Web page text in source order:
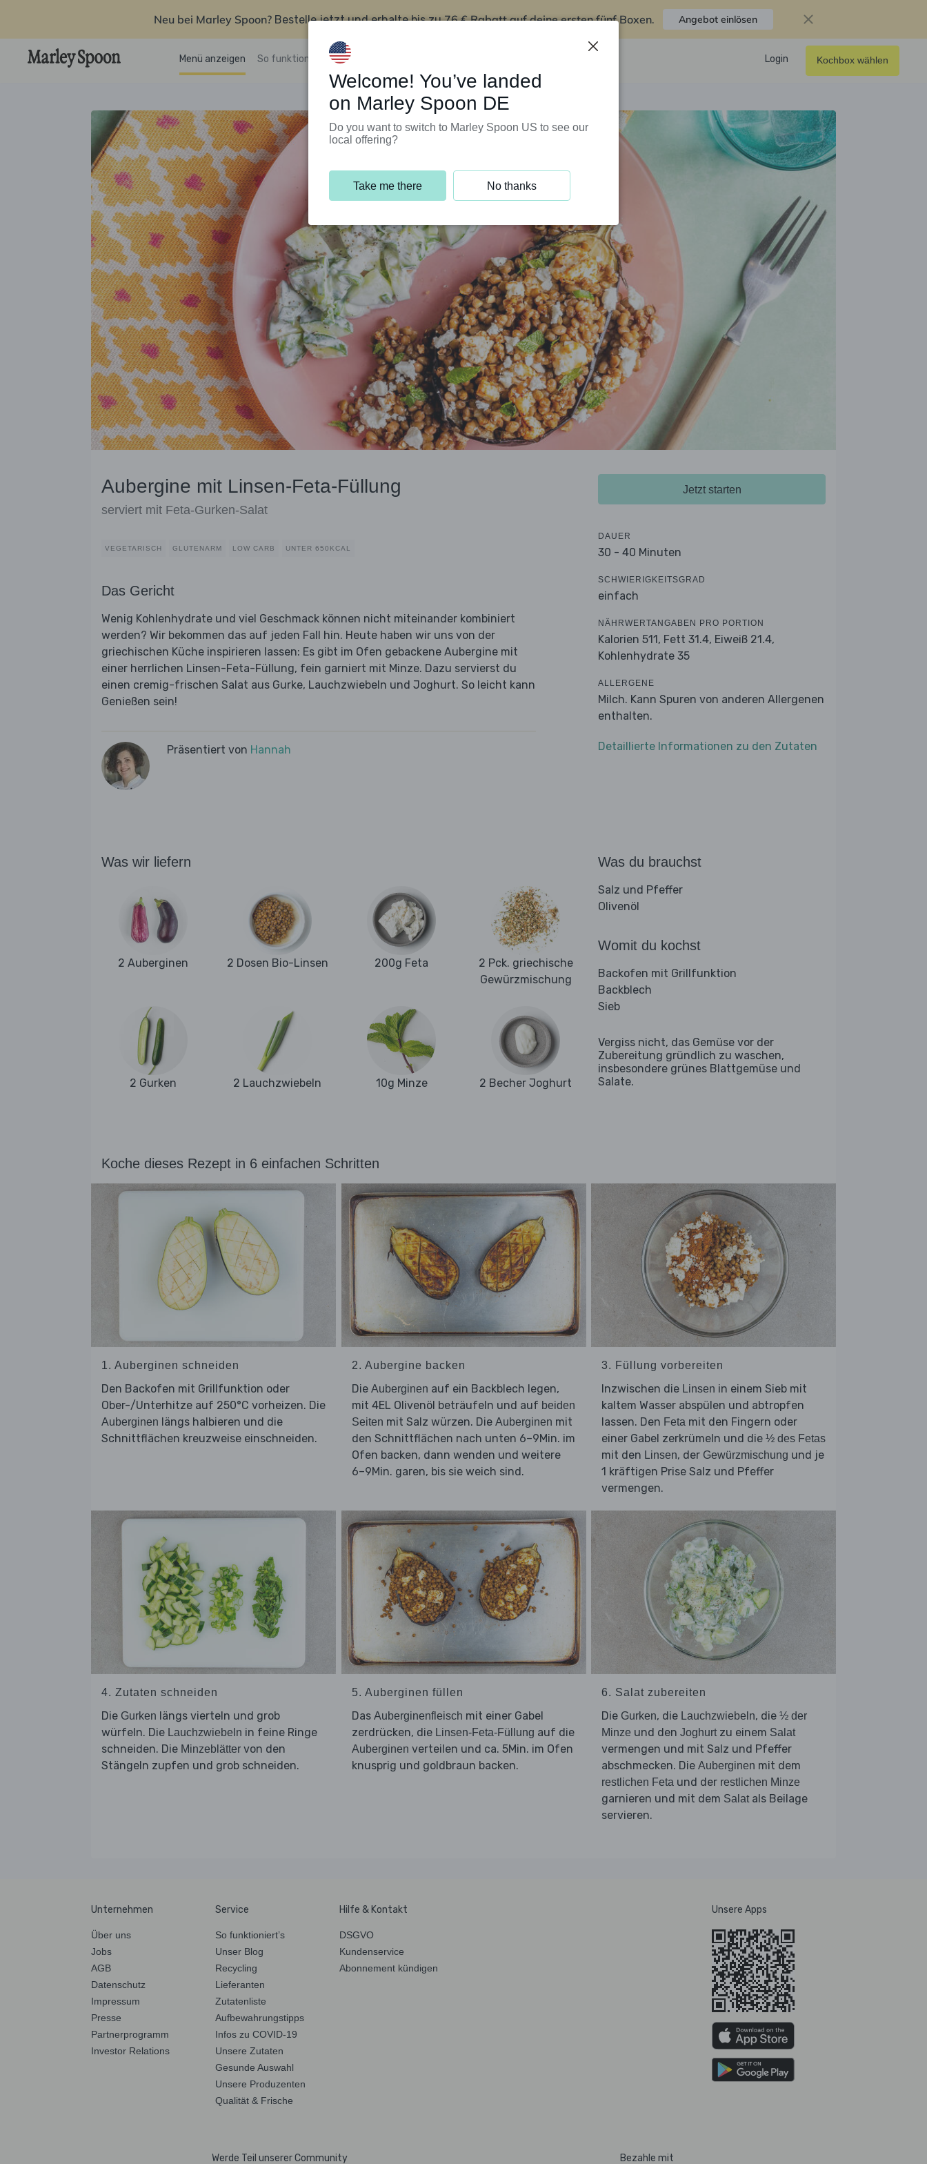
Neu bei Marley Spoon? Bestelle jetzt und erhalte bis zu76 € Rabatt auf deine ersten fünf Boxen. Angebot einlösen
Menü anzeigen So funktioniert’s Kundenservice Login Kochbox wählen
Aubergine mit Linsen-Feta-Füllung
serviert mit Feta-Gurken-Salat
VEGETARISCH GLUTENARM LOW CARB UNTER 650KCAL
Das Gericht
Wenig Kohlenhydrate und viel Geschmack können nicht miteinander kombiniert
werden? Wir bekommen das auf jeden Fall hin. Heute haben wir uns von der
griechischen Küche inspirieren lassen: Es gibt im Ofen gebackene Aubergine mit
einer herrlichen Linsen-Feta-Füllung, fein garniert mit Minze. Dazu servierst du
einen cremig-frischen Salat aus Gurke, Lauchzwiebeln und Joghurt. So leicht kann
Genießen sein!
Präsentiert von Hannah
Jetzt starten
DAUER
30 - 40 Minuten
SCHWIERIGKEITSGRAD
einfach
NÄHRWERTANGABEN PRO PORTION
Kalorien 511, Fett 31.4, Eiweiß 21.4,
Kohlenhydrate 35
ALLERGENE
Milch. Kann Spuren von anderen Allergenen
enthalten.
Detaillierte Informationen zu den Zutaten
Was wir liefern
2 Auberginen 2 Dosen Bio-Linsen 200g Feta
2 Pck. griechische
Gewürzmischung
2 Gurken 2 Lauchzwiebeln 10g Minze 2 Becher Joghurt
Was du brauchst
Salz und Pfeffer
Olivenöl
Womit du kochst
Backofen mit Grillfunktion
Backblech
Sieb
Vergiss nicht, das Gemüse vor der
Zubereitung gründlich zu waschen,
insbesondere grünes Blattgemüse und
Salate.
Koche dieses Rezept in 6 einfachen Schritten
1. Auberginen schneiden
Den Backofen mit Grillfunktion oder
Ober-/Unterhitze auf 250°C vorheizen. Die
Auberginen längs halbieren und die
Schnittflächen kreuzweise einschneiden.
2. Aubergine backen
Die Auberginen auf ein Backblech legen,
mit 4EL Olivenöl beträufeln und auf beiden
Seiten mit Salz würzen. Die Auberginen mit
den Schnittflächen nach unten 6–9Min. im
Ofen backen, dann wenden und weitere
6–9Min. garen, bis sie weich sind.
3. Füllung vorbereiten
Inzwischen die Linsen in einem Sieb mit
kaltem Wasser abspülen und abtropfen
lassen. Den Feta mit den Fingern oder
einer Gabel zerkrümeln und die ½ des Fetas
mit den Linsen, der Gewürzmischung und je
1 kräftigen Prise Salz und Pfeffer
vermengen.
4. Zutaten schneiden
Die Gurken längs vierteln und grob
würfeln. Die Lauchzwiebeln in feine Ringe
schneiden. Die Minzeblätter von den
Stängeln zupfen und grob schneiden.
5. Auberginen füllen
Das Auberginenfleisch mit einer Gabel
zerdrücken, die Linsen-Feta-Füllung auf die
Auberginen verteilen und ca. 5Min. im Ofen
knusprig und goldbraun backen.
6. Salat zubereiten
Die Gurken, die Lauchzwiebeln, die ½ der
Minze und den Joghurt zu einem Salat
vermengen und mit Salz und Pfeffer
abschmecken. Die Auberginen mit dem
restlichen Feta und der restlichen Minze
garnieren und mit dem Salat als Beilage
servieren.
Unternehmen
Über uns
Jobs
AGB
Datenschutz
Impressum
Presse
Partnerprogramm
Investor Relations
Service
So funktioniert’s
Unser Blog
Recycling
Lieferanten
Zutatenliste
Aufbewahrungstipps
Infos zu COVID-19
Unsere Zutaten
Gesunde Auswahl
Unsere Produzenten
Qualität & Frische
Hilfe & Kontakt
DSGVO
Kundenservice
Abonnement kündigen
Unsere Apps
Werde Teil unserer Community Bezahle mit
Welcome! You’ve landed
on Marley Spoon DE
Do you want to switch to Marley Spoon US to see our
local offering?
Take me there No thanks